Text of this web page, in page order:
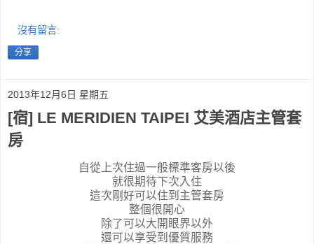
沒有留言:
分享
2013年12月6日 星期五
[宿] LE MERIDIEN TAIPEI 艾美酒店主管套
房
自從上次住過一般標準客房以後
就很期待下次入住
這次剛好可以住到主管套房
整個很開心
除了可以大開眼界以外
還可以享受到優質服務